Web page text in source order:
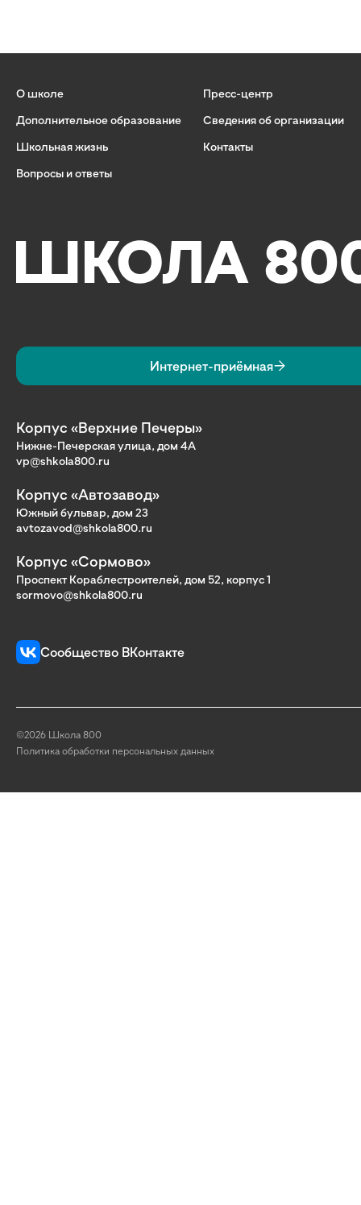
О школе
Дополнительное образование
Школьная жизнь
Вопросы и ответы
Пресс-центр
Сведения об организации
Контакты
Интернет-приёмная
Корпус «Верхние Печеры»
Нижне-Печерская улица, дом 4А
vp@shkola800.ru
Корпус «Автозавод»
Южный бульвар, дом 23
avtozavod@shkola800.ru
Корпус «Сормово»
Проспект Кораблестроителей, дом 52, корпус 1
sormovo@shkola800.ru
Сообщество ВКонтакте
©2026 Школа 800
Политика обработки персональных данных